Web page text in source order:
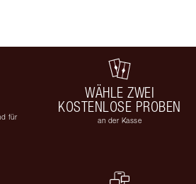
für
WÄHLE ZWEI
KOSTENLOSE PROBEN
an der Kasse